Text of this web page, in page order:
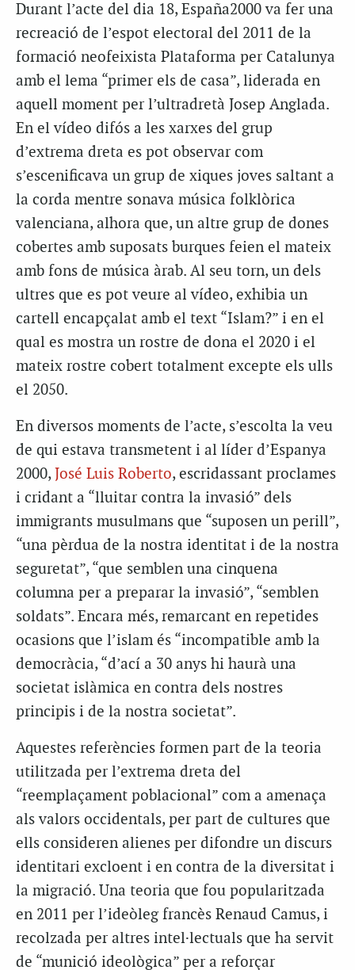
Durant l’acte del dia 18, España2000 va fer una
recreació de l’espot electoral del 2011 de la
formació neofeixista Plataforma per Catalunya
amb el lema “primer els de casa”, liderada en
aquell moment per l’ultradretà Josep Anglada.
En el vídeo difós a les xarxes del grup
d’extrema dreta es pot observar com
s’escenificava un grup de xiques joves saltant a
la corda mentre sonava música folklòrica
valenciana, alhora que, un altre grup de dones
cobertes amb suposats burques feien el mateix
amb fons de música àrab. Al seu torn, un dels
ultres que es pot veure al vídeo, exhibia un
cartell encapçalat amb el text “Islam?” i en el
qual es mostra un rostre de dona el 2020 i el
mateix rostre cobert totalment excepte els ulls
el 2050.
En diversos moments de l’acte, s’escolta la veu
de qui estava transmetent i al líder d’Espanya
2000, José Luis Roberto, escridassant proclames
i cridant a “lluitar contra la invasió” dels
immigrants musulmans que “suposen un perill”,
“una pèrdua de la nostra identitat i de la nostra
seguretat”, “que semblen una cinquena
columna per a preparar la invasió”, “semblen
soldats”. Encara més, remarcant en repetides
ocasions que l’islam és “incompatible amb la
democràcia, “d’ací a 30 anys hi haurà una
societat islàmica en contra dels nostres
principis i de la nostra societat”.
Aquestes referències formen part de la teoria
utilitzada per l’extrema dreta del
“reemplaçament poblacional” com a amenaça
als valors occidentals, per part de cultures que
ells consideren alienes per difondre un discurs
identitari excloent i en contra de la diversitat i
la migració. Una teoria que fou popularitzada
en 2011 per l’ideòleg francès Renaud Camus, i
recolzada per altres intel·lectuals que ha servit
de “munició ideològica” per a reforçar